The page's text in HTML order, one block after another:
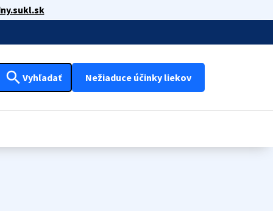
search Vyhľadať Nežiaduce účinky liekov